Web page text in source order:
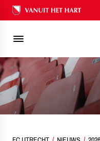
Ons nalatenschap